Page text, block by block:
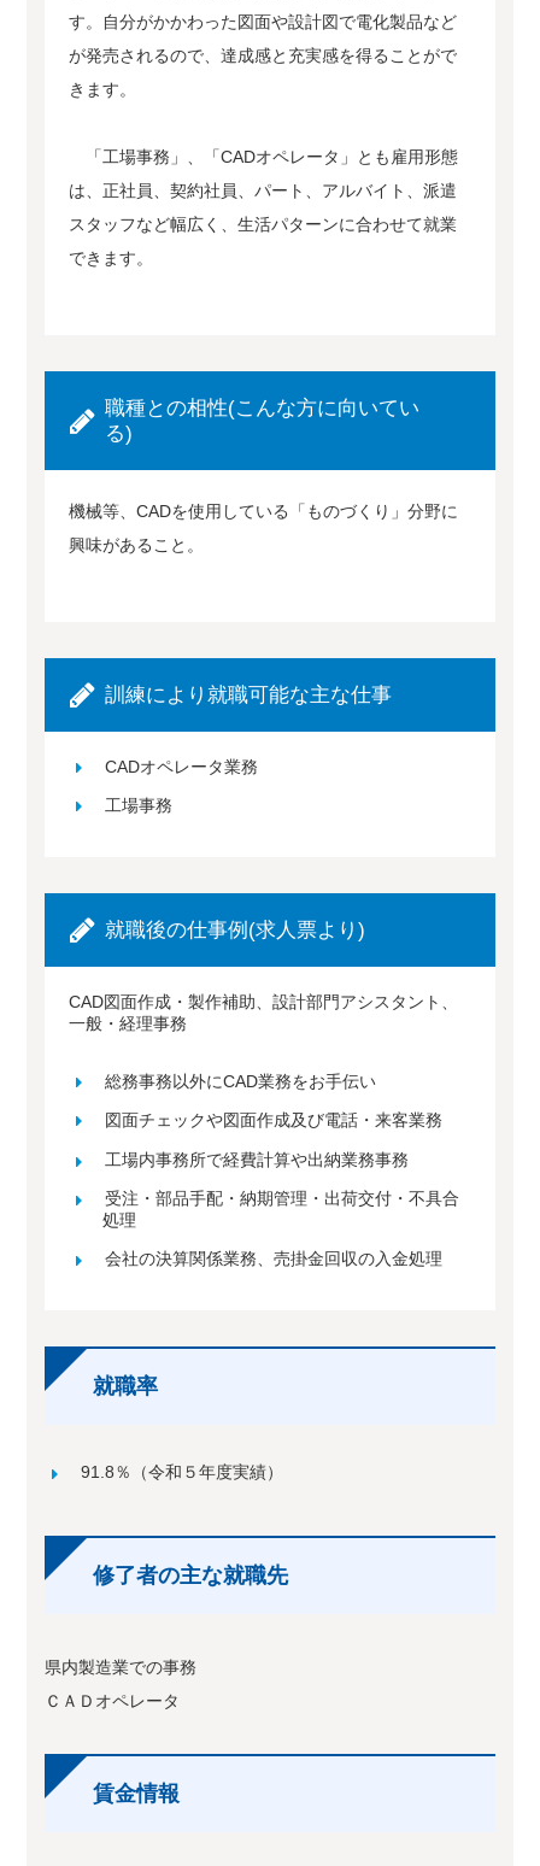
す。自分がかかわった図面や設計図で電化製品など
が発売されるので、達成感と充実感を得ることがで
きます。
「工場事務」、「CADオペレータ」とも雇用形態
は、正社員、契約社員、パート、アルバイト、派遣
スタッフなど幅広く、生活パターンに合わせて就業
できます。
職種との相性(こんな方に向いてい
る)
機械等、CADを使用している「ものづくり」分野に
興味があること。
訓練により就職可能な主な仕事
CADオペレータ業務
工場事務
就職後の仕事例(求人票より)
CAD図面作成・製作補助、設計部門アシスタント、
一般・経理事務
総務事務以外にCAD業務をお手伝い
図面チェックや図面作成及び電話・来客業務
工場内事務所で経費計算や出納業務事務
受注・部品手配・納期管理・出荷交付・不具合
処理
会社の決算関係業務、売掛金回収の入金処理
就職率
91.8％（令和５年度実績）
修了者の主な就職先
県内製造業での事務
ＣＡＤオペレータ
賃金情報